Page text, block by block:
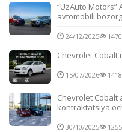
“UzAuto Motors”
avtomobili
24/12/2025
Chevrolet Cobalt
15/07/2026
Chevrolet Cobalt
kontraktatsiya
30/10/2025